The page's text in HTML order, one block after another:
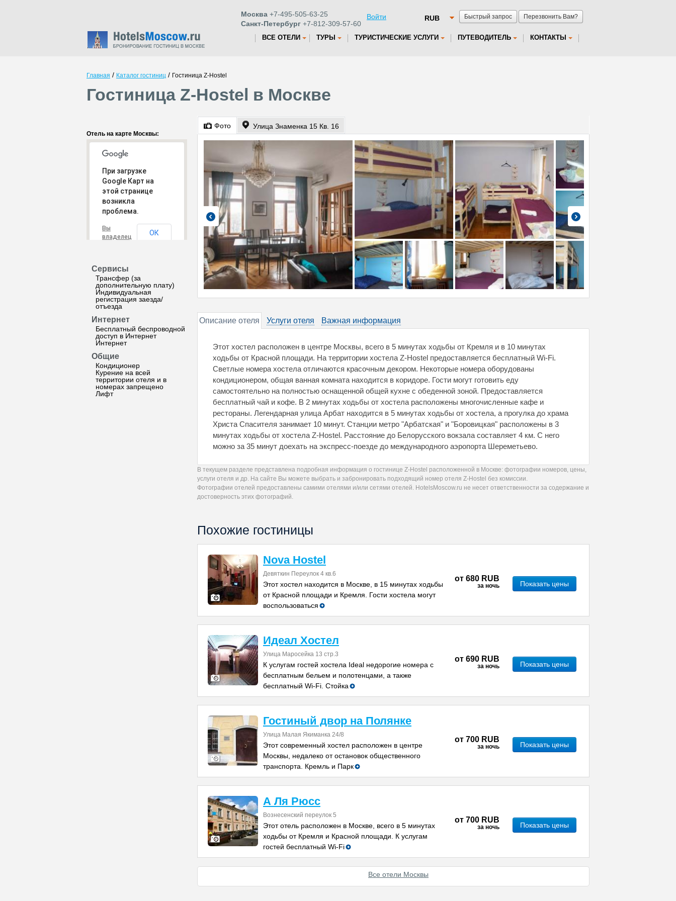
Быстрый запрос Перезвонить Вам?
Москва +7-495-505-63-25
Санкт-Петербург +7-812-309-57-60
Войти
ВСЕ ОТЕЛИ ТУРЫ ТУРИСТИЧЕСКИЕ УСЛУГИ ПУТЕВОДИТЕЛЬ КОНТАКТЫ
Главная / Каталог гостиниц / Гостиница Z-Hostel
Гостиница Z-Hostel в Москве
Отель на карте Москвы:
При загрузке
Google Карт на
этой странице
возникла
проблема.
Вы
владелец
ОК
Сервисы
Трансфер (за
дополнительную плату)
Индивидуальная
регистрация заезда/
отъезда
Интернет
Бесплатный беспроводной
доступ в Интернет
Интернет
Общие
Кондиционер
Курение на всей
территории отеля и в
номерах запрещено
Лифт
Фото Улица Знаменка 15 Кв. 16
Описание отеля Услуги отеля Важная информация
Этот хостел расположен в центре Москвы, всего в 5 минутах ходьбы от Кремля и в 10 минутах
ходьбы от Красной площади. На территории хостела Z-Hostel предоставляется бесплатный Wi-Fi.
Светлые номера хостела отличаются красочным декором. Некоторые номера оборудованы
кондиционером, общая ванная комната находится в коридоре. Гости могут готовить еду
самостоятельно на полностью оснащенной общей кухне с обеденной зоной. Предоставляется
бесплатный чай и кофе. В 2 минутах ходьбы от хостела расположены многочисленные кафе и
рестораны. Легендарная улица Арбат находится в 5 минутах ходьбы от хостела, а прогулка до храма
Христа Спасителя занимает 10 минут. Станции метро "Арбатская" и "Боровицкая" расположены в 3
минутах ходьбы от хостела Z-Hostel. Расстояние до Белорусского вокзала составляет 4 км. С него
можно за 35 минут доехать на экспресс-поезде до международного аэропорта Шереметьево.
В текущем разделе представлена подробная информация о гостинице Z-Hostel расположенной в Москве: фотографии номеров, цены,
услуги отеля и др. На сайте Вы можете выбрать и забронировать подходящий номер отеля Z-Hostel без комиссии.
Фотографии отелей предоставлены самими отелями и/или сетями отелей. HotelsMoscow.ru не несет ответственности за содержание и
достоверность этих фотографий.
Похожие гостиницы
Nova Hostel
Девяткин Переулок 4 кв.6
Этот хостел находится в Москве, в 15 минутах ходьбы
от Красной площади и Кремля. Гости хостела могут
воспользоваться
от 680 RUB
за ночь Показать цены
Идеал Хостел
Улица Маросейка 13 стр.3
К услугам гостей хостела Ideal недорогие номера с
бесплатным бельем и полотенцами, а также
бесплатный Wi-Fi. Стойка
от 690 RUB
за ночь Показать цены
Гостиный двор на Полянке
Улица Малая Якиманка 24/8
Этот современный хостел расположен в центре
Москвы, недалеко от остановок общественного
транспорта. Кремль и Парк
от 700 RUB
за ночь Показать цены
А Ля Рюсс
Вознесенский переулок 5
Этот отель расположен в Москве, всего в 5 минутах
ходьбы от Кремля и Красной площади. К услугам
гостей бесплатный Wi-Fi
от 700 RUB
за ночь Показать цены
Все отели Москвы